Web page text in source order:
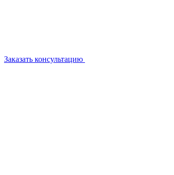
Заказать консультацию